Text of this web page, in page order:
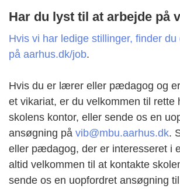
Har du lyst til at arbejde på
Hvis vi har ledige stillinger, finder
på aarhus.dk/job.
Hvis du er lærer eller pædagog og
et vikariat, er du velkommen til rette
skolens kontor, eller sende os en
ansøgning på vib@mbu.aarhus.dk.
eller pædagog, der er interesseret i
altid velkommen til at kontakte
sende os en uopfordret ansøgning til